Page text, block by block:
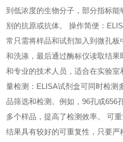
到低浓度的生物分子，部分指标能
别的抗原或抗体。 操作简便：
常只需将样品和试剂加入到微孔板
和洗涤，最后通过酶标仪读取结果
和专业的技术人员，适合在实验室
量检测：ELISA试剂盒可同时检测
品筛选和检测。例如，96孔或656
多个样品，提高了检测效率。 可
结果具有较好的可重复性，只要